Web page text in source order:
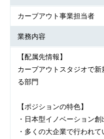
カーブアウト事業担当者
業務内容
【配属先情報】
カーブアウトスタジオで
る部門
【ポジションの特色】
・日本型イノベーション
・多くの大企業で行われ